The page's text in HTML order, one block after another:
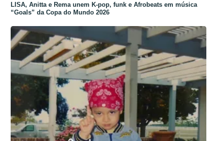
LISA, Anitta e Rema unem K-pop, funk e Afrobeats em música
“Goals” da Copa do Mundo 2026